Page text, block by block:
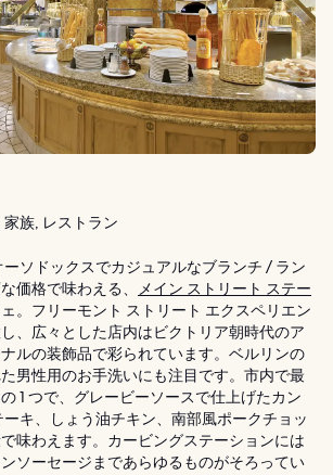
家族, レストラン
ソドックスでカジュアルなブランチ / ラン
価格で味わえる、
メイン ストリート ステー
。フリーモント ストリート エクスペリエン
、広々とした店内はビクトリア朝時代のア
ルの装飾品で彩られています。ベルリンの
男性用のお手洗いにも注目です。市内で最
1 つで、グレービーソースで仕上げたカン
ーキ、しょう油チキン、南部風ポークチョッ
味わえます。カービングステーションには
ソーセージまであらゆるものがそろってい